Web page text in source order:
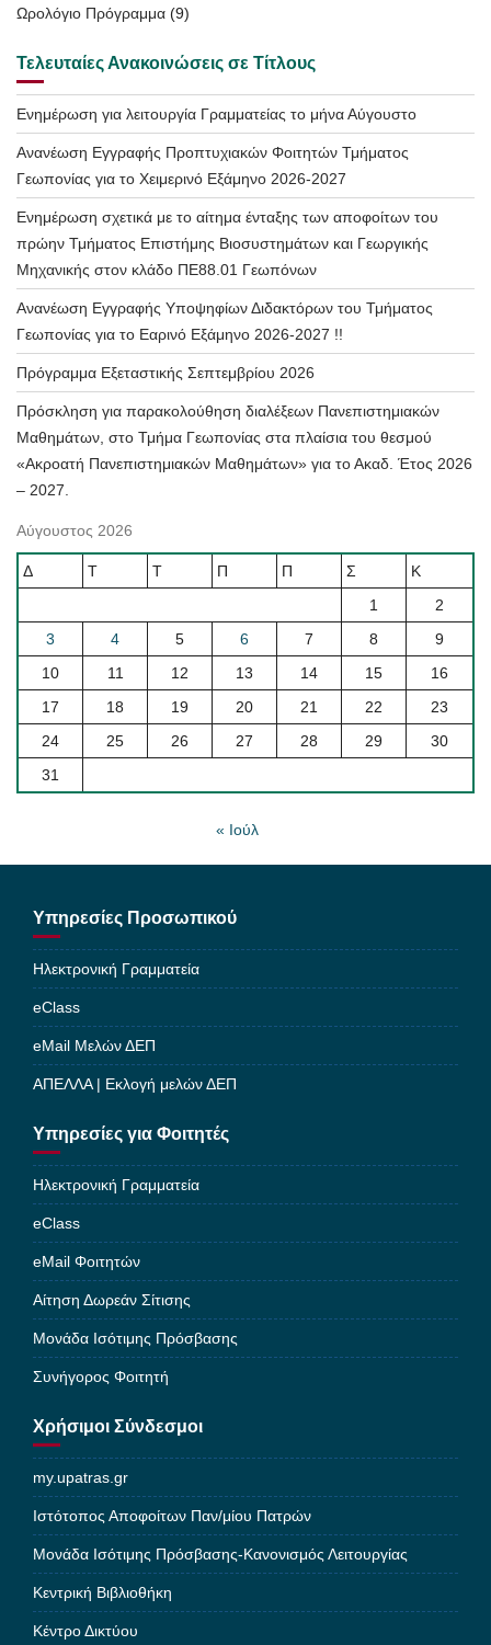
Ωρολόγιο Πρόγραμμα (9)
Τελευταίες Ανακοινώσεις σε Τίτλους
Ενημέρωση για λειτουργία Γραμματείας το μήνα Αύγουστο
Ανανέωση Εγγραφής Προπτυχιακών Φοιτητών Τμήματος
Γεωπονίας για το Χειμερινό Εξάμηνο 2026-2027
Ενημέρωση σχετικά με το αίτημα ένταξης των αποφοίτων του
πρώην Τμήματος Επιστήμης Βιοσυστημάτων και Γεωργικής
Μηχανικής στον κλάδο ΠΕ88.01 Γεωπόνων
Ανανέωση Εγγραφής Υποψηφίων Διδακτόρων του Τμήματος
Γεωπονίας για το Εαρινό Εξάμηνο 2026-2027 !!
Πρόγραμμα Εξεταστικής Σεπτεμβρίου 2026
Πρόσκληση για παρακολούθηση διαλέξεων Πανεπιστημιακών
Μαθημάτων, στο Τμήμα Γεωπονίας στα πλαίσια του θεσμού
«Ακροατή Πανεπιστημιακών Μαθημάτων» για το Ακαδ. Έτος 2026
– 2027.
Αύγουστος 2026
Δ Τ Τ Π Π Σ
Κ
1
2
3
4 5 6 7 8
9
10
11 12 13 14 15
16
17
18 19 20 21 22
23
24
25 26 27 28 29
30
31
« Ιούλ
Υπηρεσίες Προσωπικού
Ηλεκτρονική Γραμματεία
eClass
eMail Μελών ΔΕΠ
ΑΠΕΛΛΑ | Εκλογή μελών ΔΕΠ
Υπηρεσίες για Φοιτητές
Ηλεκτρονική Γραμματεία
eClass
eMail Φοιτητών
Αίτηση Δωρεάν Σίτισης
Μονάδα Ισότιμης Πρόσβασης
Συνήγορος Φοιτητή
Χρήσιμοι Σύνδεσμοι
my.upatras.gr
Ιστότοπος Αποφοίτων Παν/μίου Πατρών
Μονάδα Ισότιμης Πρόσβασης-Κανονισμός Λειτουργίας
Κεντρική Βιβλιοθήκη
Κέντρο Δικτύου